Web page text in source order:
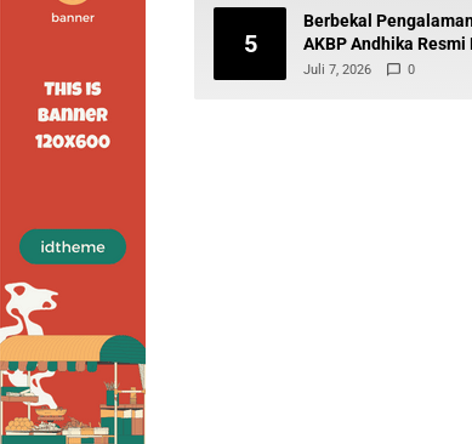
5
Berbekal
AKBP Andhika Resmi
Polres Boltara
Juli 7, 2026 0